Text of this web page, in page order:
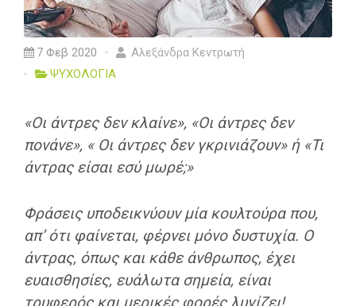
7 Φεβ 2020
Αλεξάνδρα Κεντρωτή
ΨΥΧΟΛΟΓΙΑ
«Οι άντρες δεν κλαίνε», «Οι άντρες δεν
πονάνε», « Οι άντρες δεν γκρινιάζουν» ή «Τι
άντρας είσαι εσύ μωρέ;»
Φράσεις υποδεικνύουν μία κουλτούρα που,
απ’ ότι φαίνεται, φέρνει μόνο δυστυχία. Ο
άντρας, όπως και κάθε άνθρωπος, έχει
ευαισθησίες, ευάλωτα σημεία, είναι
τρυφερός και μερικές φορές λυγίζει!